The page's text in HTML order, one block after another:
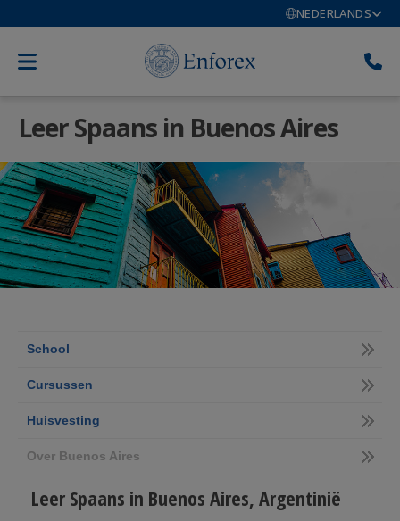
NEDERLANDS
Leer Spaans in Buenos Aires
School
Cursussen
Huisvesting
Over Buenos Aires
Leer Spaans in Buenos Aires, Argentinië